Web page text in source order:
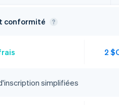
conformité
2
simplifiées